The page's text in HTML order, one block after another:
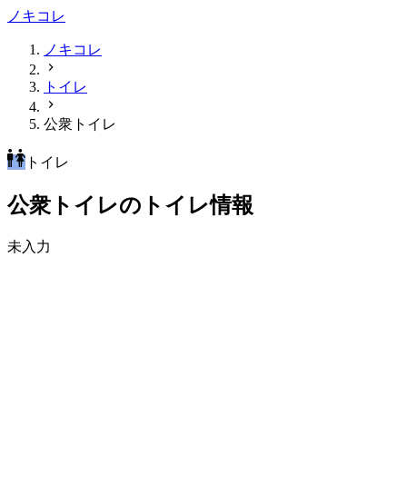
ノキコレ
ノキコレ
トイレ
公衆トイレ
トイレ
公衆トイレのトイレ情報
未入力